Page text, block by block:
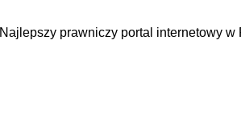
prawniczy portal internetowy